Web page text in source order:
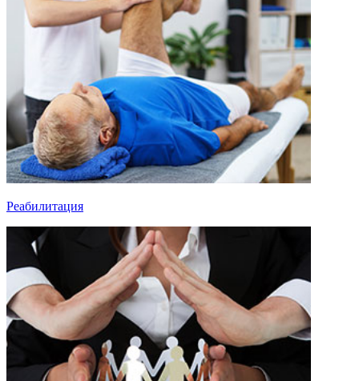
Реабилитация